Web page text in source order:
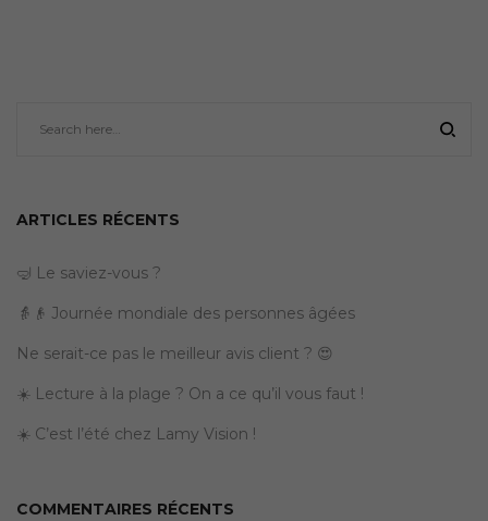
ARTICLES RÉCENTS
🤿 Le saviez-vous ?
👵👴 Journée mondiale des personnes âgées
Ne serait-ce pas le meilleur avis client ? 😍
☀️ Lecture à la plage ? On a ce qu’il vous faut !
☀️ C’est l’été chez Lamy Vision !
COMMENTAIRES RÉCENTS